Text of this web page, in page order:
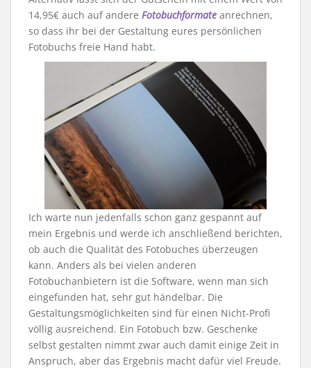
14,95€ auch auf andere Fotobuchformate anrechnen,
so dass ihr bei der Gestaltung eures persönlichen
Fotobuchs freie Hand habt.
Ich warte nun jedenfalls schon ganz gespannt auf
mein Ergebnis und werde ich anschließend berichten,
ob auch die Qualität des Fotobuches überzeugen
kann. Anders als bei vielen anderen
Fotobuchanbietern ist die Software, wenn man sich
eingefunden hat, sehr gut händelbar. Die
Gestaltungsmöglichkeiten sind für einen Nicht-Profi
völlig ausreichend. Ein Fotobuch bzw. Geschenke
selbst gestalten nimmt zwar auch damit einige Zeit in
Anspruch, aber das Ergebnis macht dafür viel Freude.